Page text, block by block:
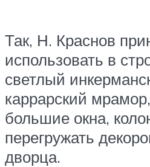
Так, Н. Краснов
использовать в
светлый
каррарский
большие окна,
перегружать
дворца.